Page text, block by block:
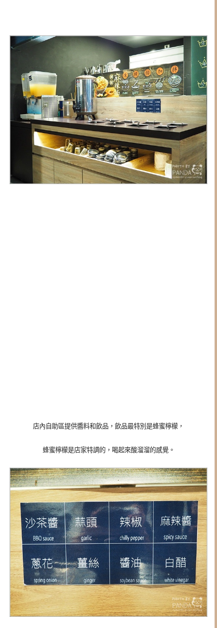
店內自助區提供醬料和飲品，飲品最特別是蜂蜜檸檬，
蜂蜜檸檬是店家特調的，喝起來酸溜溜的感覺。